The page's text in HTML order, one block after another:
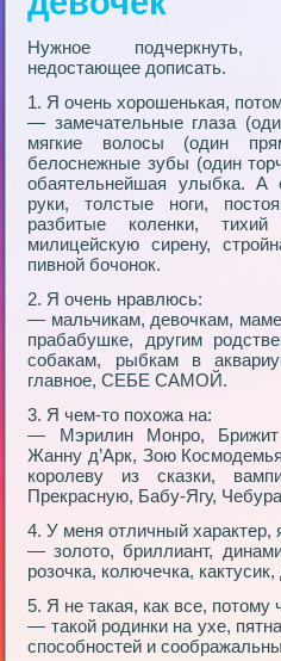
Нужное подчеркнуть,
недостающее дописать.
1. Я очень хорошенькая,
— замечательные глаза
мягкие волосы (один
белоснежные зубы (один
обаятельнейшая улыбка. А
руки, толстые ноги,
разбитые коленки,
милицейскую сирену,
пивной бочонок.
2. Я очень нравлюсь:
— мальчикам, девочкам,
прабабушке, другим
собакам, рыбкам в
главное, СЕБЕ САМОЙ.
3. Я чем-то похожа на:
— Мэрилин Монро,
Жанну д’Арк, Зою
королеву из сказки,
Прекрасную, Бабу-Ягу,
4. У меня отличный характер,
— золото, бриллиант,
розочка, колючечка, кактусик,
5. Я не такая, как все, потому
— такой родинки на ухе,
способностей и